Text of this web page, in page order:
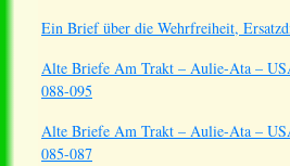
Ein Brief über die Wehrfreiheit,
Alte Briefe Am Trakt – Aulie-Ata –
088-095
Alte Briefe Am Trakt – Aulie-Ata –
085-087